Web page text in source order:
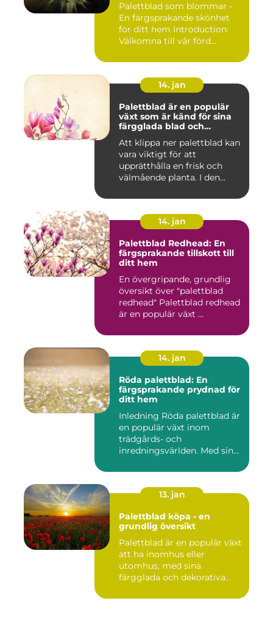
Palettblad som blommar -
En färgsprakande skönhet
för ditt hem Introduction:
Välkomna till vår förd...
14. jan
Palettblad är en populär
växt som är känd för sina
färgglada blad och
prydnadsväxt både
inomhus och utomhus
Att klippa ner palettblad kan
vara viktigt för att
upprätthålla en frisk och
välmående planta. I den...
14. jan
Palettblad Redhead: En
färgsprakande tillskott till
ditt hem
En övergripande, grundlig
översikt över "palettblad
redhead" Palettblad redhead
är en populär växt ...
14. jan
Röda palettblad: En
färgsprakande prydnad för
ditt hem
Inledning Röda palettblad är
en populär växt inom
trädgårds- och
inredningsvärlden. Med sina
13. jan
Palettblad köpa - en
grundlig översikt
Palettblad är en populär växt
att ha inomhus eller
utomhus, med sina
färgglada och dekorativa